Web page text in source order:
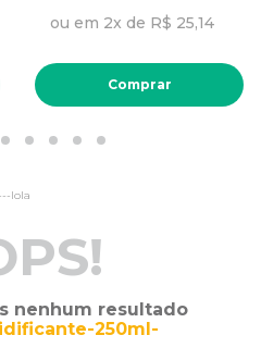
ou em 2x de R$ 25,14
Comprar
lola
nenhum resultado
250ml-